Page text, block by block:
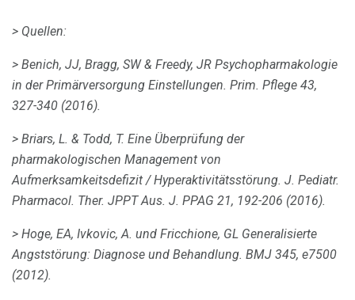
> Quellen:
> Benich, JJ, Bragg, SW & Freedy, JR Psychopharmakologie
in der Primärversorgung Einstellungen. Prim. Pflege 43,
327-340 (2016).
> Briars, L. & Todd, T. Eine Überprüfung der
pharmakologischen Management von
Aufmerksamkeitsdefizit / Hyperaktivitätsstörung. J. Pediatr.
Pharmacol. Ther. JPPT Aus. J. PPAG 21, 192-206 (2016).
> Hoge, EA, Ivkovic, A. und Fricchione, GL Generalisierte
Angststörung: Diagnose und Behandlung. BMJ 345, e7500
(2012).